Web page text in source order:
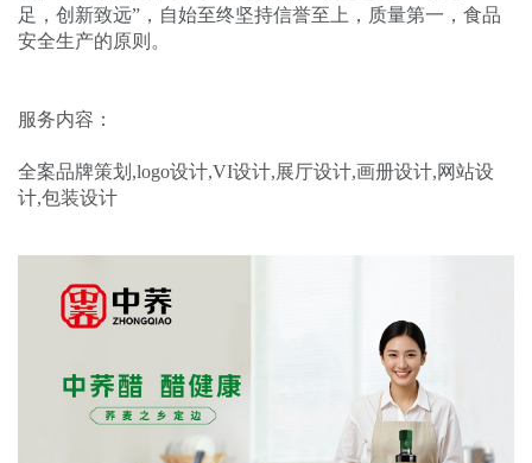
足，创新致远”，自始至终坚持信誉至上，质量第一，食品
安全生产的原则。
服务内容：
全案品牌策划,logo设计,VI设计,展厅设计,画册设计,网站设
计,包装设计